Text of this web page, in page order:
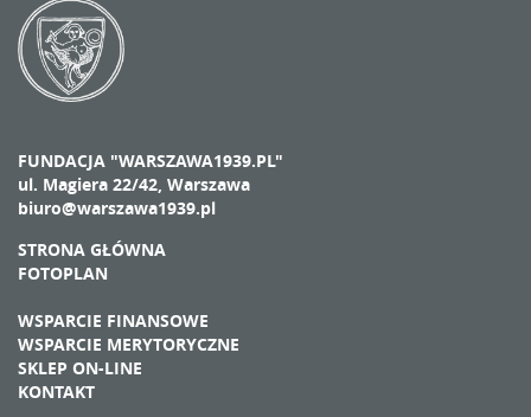
FUNDACJA "WARSZAWA1939.PL"
ul. Magiera 22/42, Warszawa
biuro@warszawa1939.pl
STRONA GŁÓWNA
FOTOPLAN
WSPARCIE FINANSOWE
WSPARCIE MERYTORYCZNE
SKLEP ON-LINE
KONTAKT